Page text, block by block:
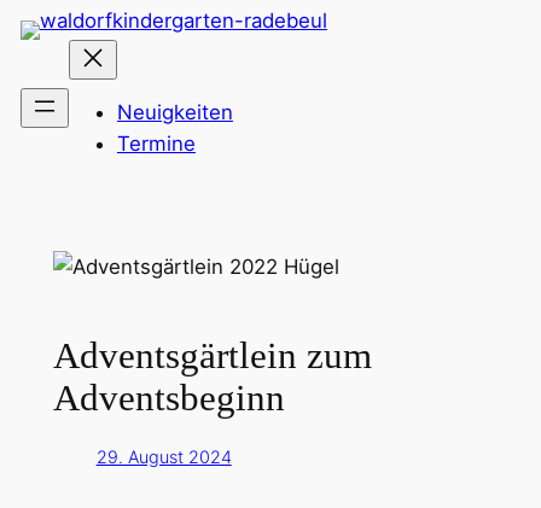
Zum
springen
Neuigkeiten
Termine
Adventsgärtlein zum
Adventsbeginn
29. August 2024